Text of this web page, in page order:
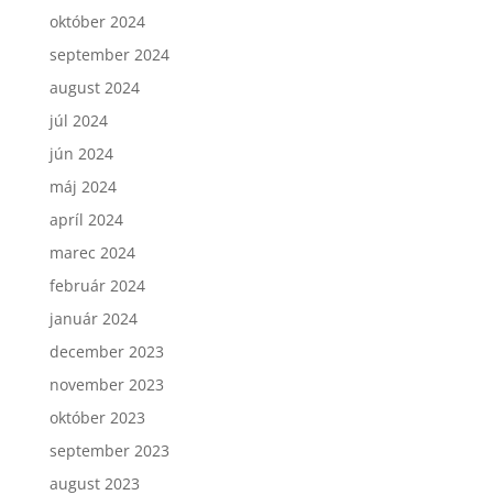
október 2024
september 2024
august 2024
júl 2024
jún 2024
máj 2024
apríl 2024
marec 2024
február 2024
január 2024
december 2023
november 2023
október 2023
september 2023
august 2023